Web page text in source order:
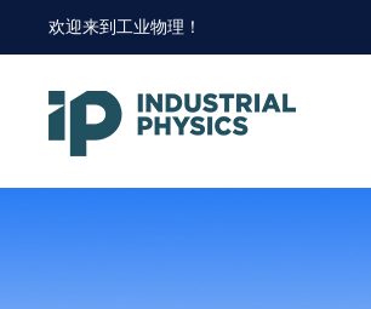
欢迎来到 工业物理 ！